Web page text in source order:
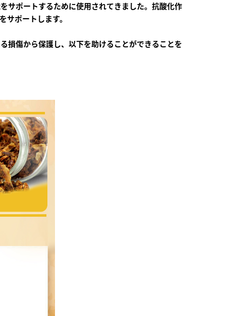
サポートするために使用されてきました。抗酸化作
サポートします。
損傷から保護し、以下を助けることができることを